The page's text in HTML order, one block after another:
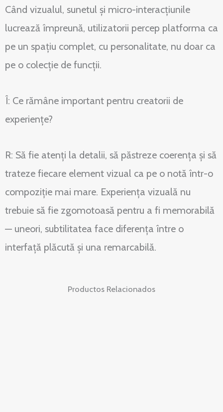
Când vizualul, sunetul și micro-interacțiunile
lucrează împreună, utilizatorii percep platforma ca
pe un spațiu complet, cu personalitate, nu doar ca
pe o colecție de funcții.
Î: Ce rămâne important pentru creatorii de
experiențe?
R: Să fie atenți la detalii, să păstreze coerența și să
trateze fiecare element vizual ca pe o notă într-o
compoziție mai mare. Experiența vizuală nu
trebuie să fie zgomotoasă pentru a fi memorabilă
— uneori, subtilitatea face diferența între o
interfață plăcută și una remarcabilă.
Productos Relacionados